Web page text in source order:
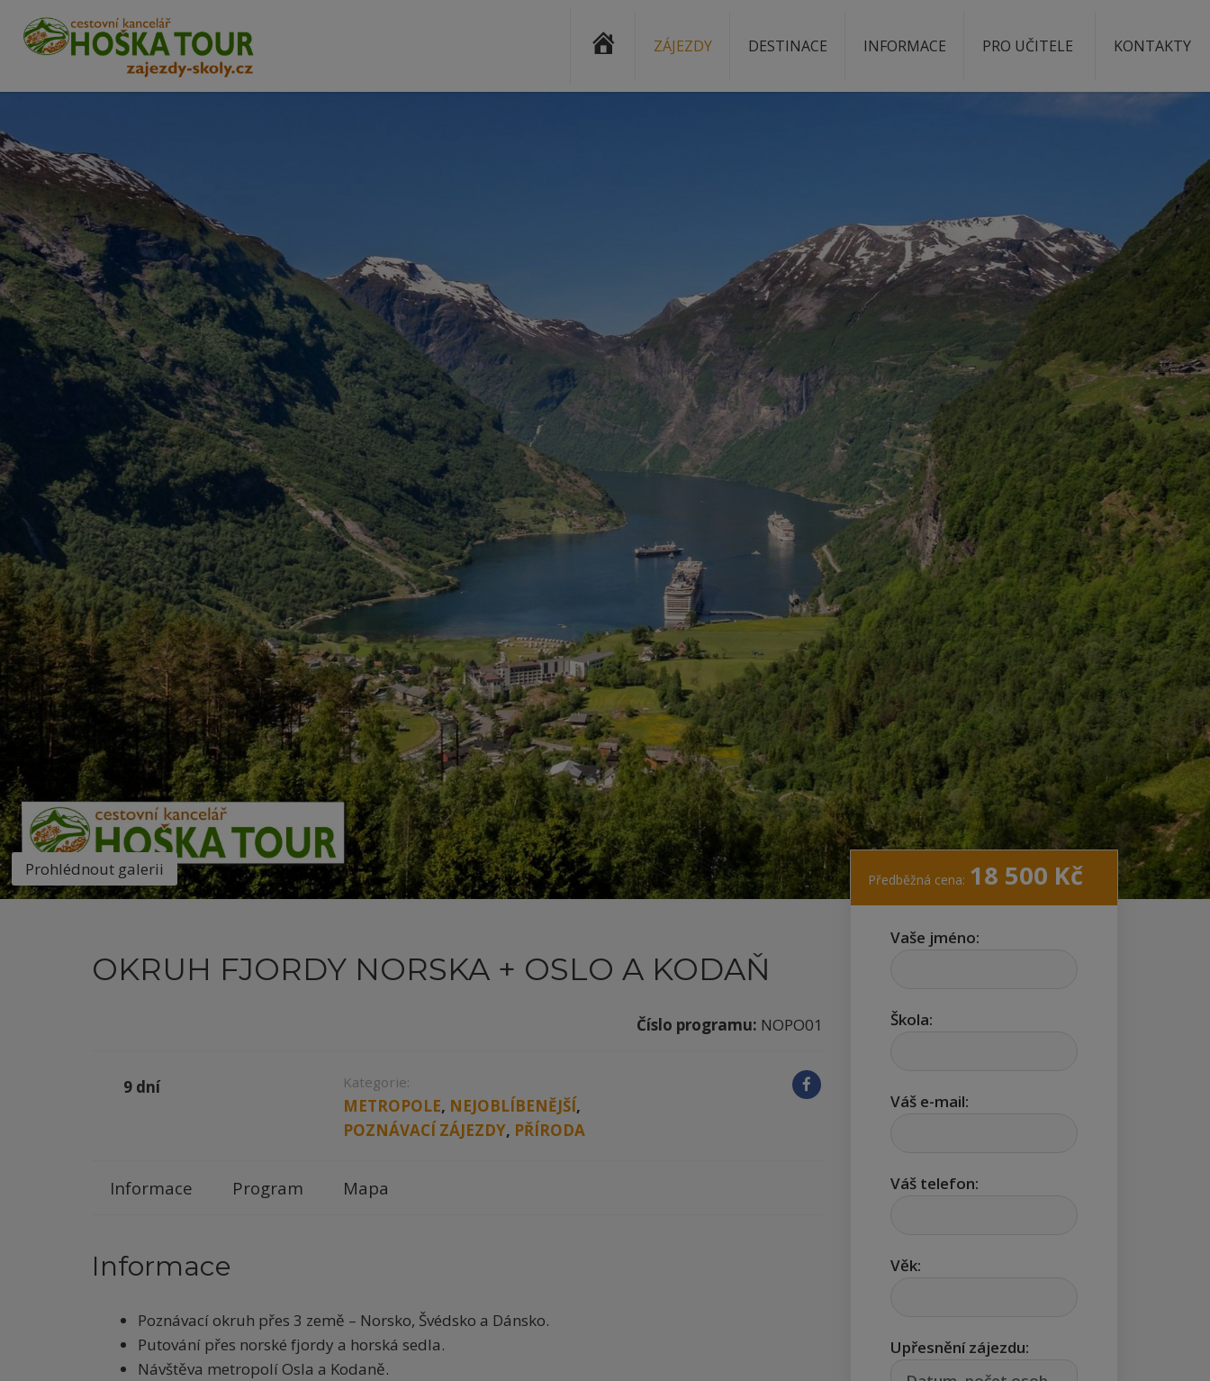
ÚVODZÁJEZDY DESTINACE INFORMACE PRO UČITELE KONTAKTY
Prohlédnout galerii
OKRUH FJORDY NORSKA + OSLO A KODAŇ
Číslo programu: NOPO01
9 dní Kategorie:
METROPOLE, NEJOBLÍBENĚJŠÍ,
POZNÁVACÍ ZÁJEZDY, PŘÍRODA
Informace Program Mapa
Informace
Poznávací okruh přes 3 země – Norsko, Švédsko a Dánsko.
Putování přes norské fjordy a horská sedla.
Návštěva metropolí Osla a Kodaně.
Předběžná cena: 18 500 Kč
Vaše jméno:
Škola:
Váš e-mail:
Váš telefon:
Věk:
Upřesnění zájezdu: